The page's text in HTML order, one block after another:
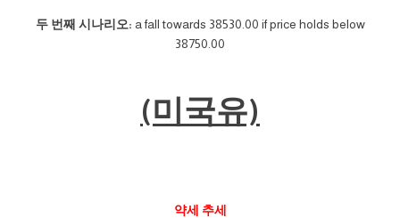
두 번째 시나리오: a fall towards 38530.00 if price holds below
38750.00
(미국유)
약세 추세